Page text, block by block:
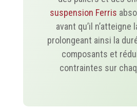
suspension Ferris
avant qu’il n’atteigne
prolongeant ainsi la
composants et
contraintes sur